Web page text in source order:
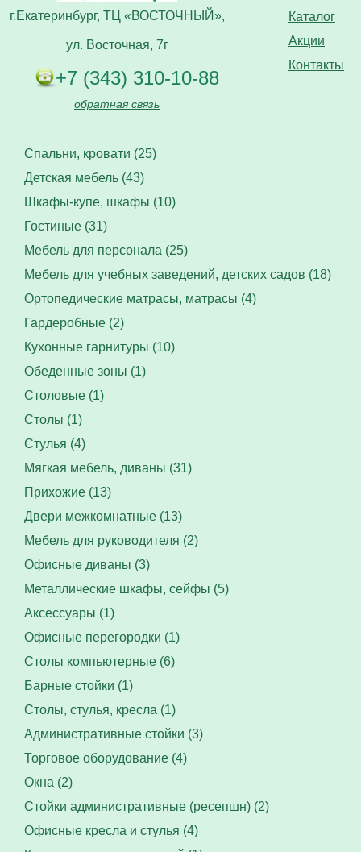
Каталог
Акции
Контакты
г.Екатеринбург, ТЦ «ВОСТОЧНЫЙ»,
ул. Восточная, 7г
+7 (343) 310-10-88
обратная связь
Спальни, кровати (25)
Детская мебель (43)
Шкафы-купе, шкафы (10)
Гостиные (31)
Мебель для персонала (25)
Мебель для учебных заведений, детских садов (18)
Ортопедические матрасы, матрасы (4)
Гардеробные (2)
Кухонные гарнитуры (10)
Обеденные зоны (1)
Столовые (1)
Столы (1)
Стулья (4)
Мягкая мебель, диваны (31)
Прихожие (13)
Двери межкомнатные (13)
Мебель для руководителя (2)
Офисные диваны (3)
Металлические шкафы, сейфы (5)
Аксессуары (1)
Офисные перегородки (1)
Столы компьютерные (6)
Барные стойки (1)
Столы, стулья, кресла (1)
Административные стойки (3)
Торговое оборудование (4)
Окна (2)
Стойки административные (ресепшн) (2)
Офисные кресла и стулья (4)